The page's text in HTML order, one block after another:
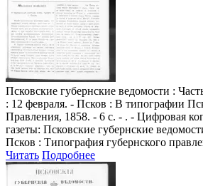
Псковские губернские ведомости :
: 12 февраля. - Псков : В типографии
Правления, 1858. - 6 с. - . - Цифровая
газеты: Псковские губернские
Псков : Типография губернского
Читать Подробнее